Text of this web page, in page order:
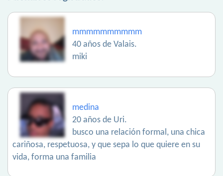
mmmmmmmmmm
40 años de Valais.
miki
medina
20 años de Uri.
busco una relación formal, una chica
cariñosa, respetuosa, y que sepa lo que quiere en su
vida, forma una familia